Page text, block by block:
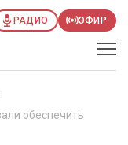
РАДИО ЭФИР
обеспечить